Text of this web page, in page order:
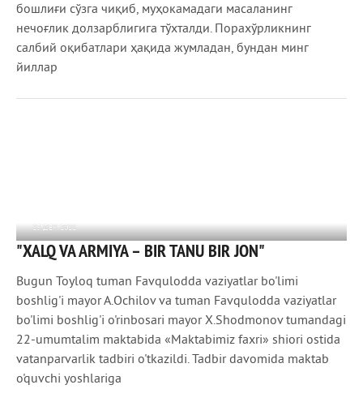
бошлиғи сўзга чиқиб, муҳокамадаги масаланинг
нечоғлик долзарблигига тўхталди. Порахўрликнинг
салбий оқибатлари ҳақида жумладан,­ бундан минг
йиллар
23 ДЕК 2021
1 148 0
"XALQ VA ARMIYA – BIR TANU BIR JON"
Bugun Toyloq tuman Favqulodda vaziyatlar bo'limi
boshlig'i mayor A.Ochilov va tuman Favqulodda vaziyatlar
bo'limi boshlig'i o'rinbosari mayor X.Shodmonov tumandagi
22-umumtalim maktabida «Maktabimiz faxri» shiori ostida
vatanparvarlik tadbiri o'tkazildi. Tadbir davomida maktab
o'quvchi yoshlariga